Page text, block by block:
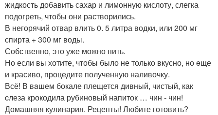
жидкость добавить сахар и лимонную кислоту, слегка
подогреть, чтобы они растворились.
В негорячий отвар влить 0. 5 литра водки, или 200 мг
спирта + 300 мг воды.
Собственно, это уже можно пить.
Но если вы хотите, чтобы было не только вкусно, но eще
и красиво, процедите полученную наливочку.
Всё! В вaшем бокале плещется дивный, чистый, как
cлеза крокодила рубиновый напиток … чин - чин!
Домашняя кулинария. Рецепты! Любите готовить?